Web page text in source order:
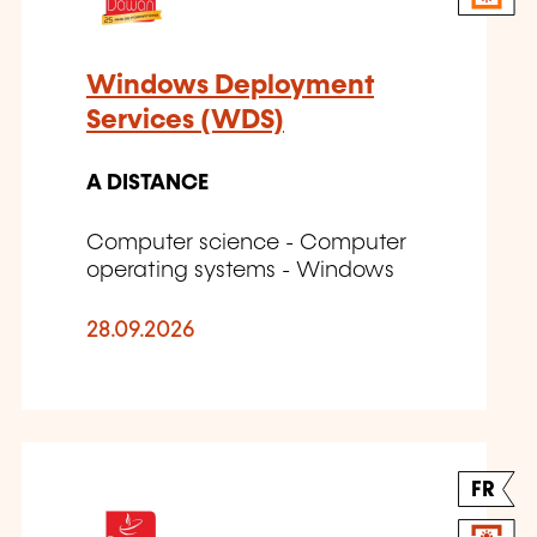
Windows Deployment
Services (WDS)
A DISTANCE
Computer science - Computer
operating systems - Windows
28.09.2026
FR